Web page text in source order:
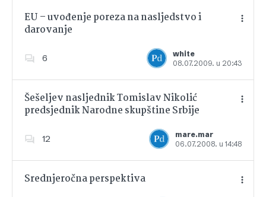
EU – uvođenje poreza na nasljedstvo i
darovanje
6
white
08.07.2009. u 20:43
Dodajte u favorite
Šešeljev nasljednik Tomislav Nikolić
predsjednik Narodne skupštine Srbije
12
mare.mar
06.07.2008. u 14:48
Dodajte u favorite
Srednjeročna perspektiva